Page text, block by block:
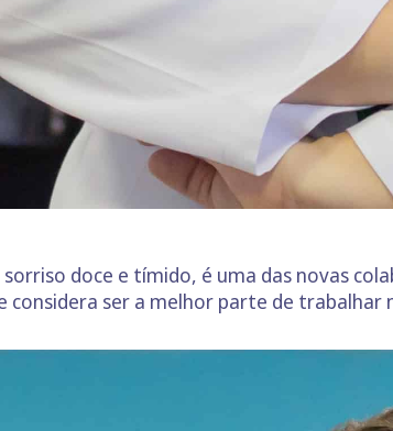
doce e tímido, é uma das novas
considera ser a melhor parte de